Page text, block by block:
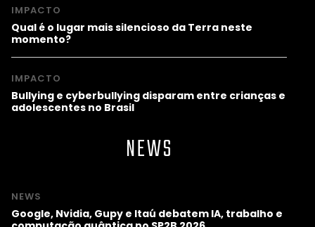
IMPACTO
Qual é o lugar mais silencioso da Terra neste
momento?
IMPACTO
Bullying e cyberbullying disparam entre crianças e
adolescentes no Brasil
NEWS
NEWS
Google, Nvidia, Gupy e Itaú debatem IA, trabalho e